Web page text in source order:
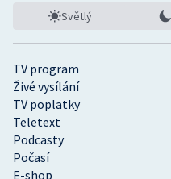
TV program
Živé vysílání
TV poplatky
Teletext
Podcasty
Počasí
E-shop
Světlý